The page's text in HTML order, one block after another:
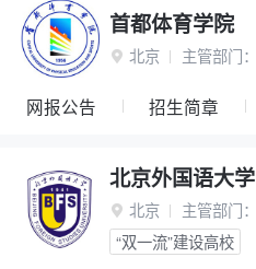
首都体育学院
 北京 主管部门：
网报公告 招生简章
北京外国语大学
 北京 主管部门：
“双一流”建设高校